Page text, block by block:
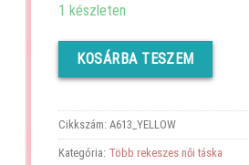
4390 Ft.
1 készleten
KOSÁRBA TESZEM
Cikkszám: A613_YELLOW
Kategória: Több rekeszes női táska